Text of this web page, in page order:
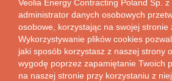
ul. Puławska 2
02-566 Warszawa, Polska
O NAS
Veolia w Polsce
Veolia na świecie
Veolia Energy Contracting Poland Sp.
administrator danych osobowych
osobowe, korzystając na swojej stronie
Wykorzystywanie plików cookies
jaki sposób korzystasz z naszej strony
wygodę poprzez zapamiętanie Twoich
na naszej stronie przy korzystaniu z